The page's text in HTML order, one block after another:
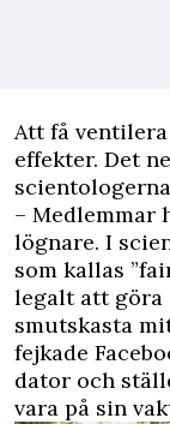
Att få
effekter. Det
– Medlemmar
lögnare. I
som kallas
legalt att
smutskasta
fejkade
dator och
vara på sin